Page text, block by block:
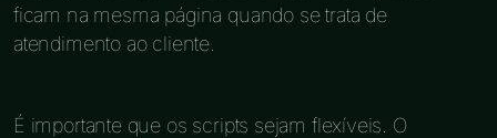
ficam na mesma página quando se trata de
atendimento ao cliente.
É importante que os scripts sejam flexíveis. O